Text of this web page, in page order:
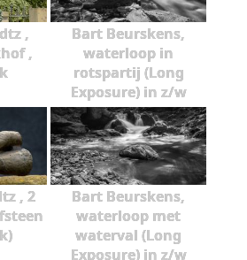
,
,
Bart Beurskens,
waterloop in
rotspartij (Long
Exposure) in z/w
, 2
Bart Beurskens,
waterloop met
waterval (Long
Exposure) in z/w